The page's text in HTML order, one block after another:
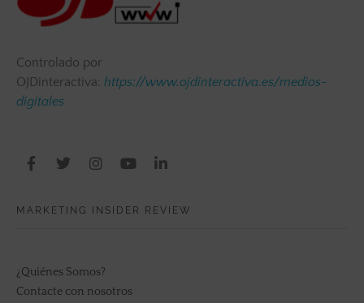
Controlado por
OJDinteractiva: https://www.ojdinteractiva.es/medios-
digitales
MARKETING INSIDER REVIEW
¿Quiénes Somos?
Contacte con nosotros